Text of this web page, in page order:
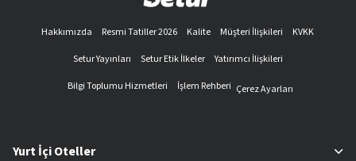
Hakkımızda Resmi Tatiller 2026 Kalite Müşteri İlişkileri
KVKK
Setur Yayınları
Setur Etik İlkeler
Yatırımcı İlişkileri
Bilgi Toplumu Hizmetleri
İşlem Rehberi Çerez Ayarları
Yurt İçi Oteller